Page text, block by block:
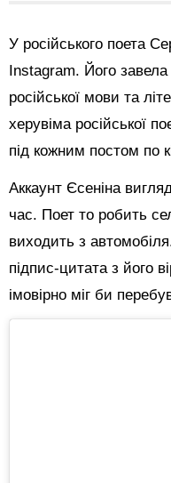
У російського поета
Instagram. Його
російської мови та
херувіма російської
під кожним постом по
Аккаунт Єсеніна
час. Поет то робить
виходить з
підпис-цитата з його
імовірно міг би